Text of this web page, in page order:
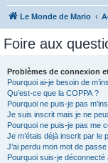
Le Monde de Mario
Foire aux
Problèmes de connexion
Pourquoi ai-je besoin de
Qu’est-ce que la COPPA ?
Pourquoi ne puis-je pas
Je suis inscrit mais je ne
Pourquoi ne puis-je pas me
Je m’étais déjà inscrit par le
J’ai perdu mon mot de passe
Pourquoi suis-je déconnecté